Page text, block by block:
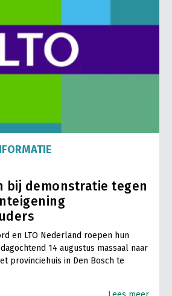
bij demonstratie tegen
en LTO Nederland roepen hun
14 augustus massaal naar
provinciehuis in Den Bosch te